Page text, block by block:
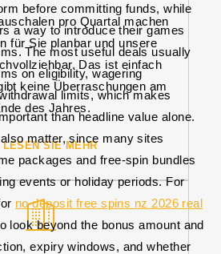
pro Quartal machen
für Sie planbar und unsere
Das ist einfach
keine Überraschungen am
des Jahres.
LESEN SIE MEHR
before committing funds, while
a way to introduce their games
The most useful deals usually
on eligibility, wagering
limits, which makes
than headline value alone.
matter, since many sites
packages and free-spin bundles
events or holiday periods. For
no deposit free spins nz 2026 real
look beyond the bonus amount and
expiry windows, and whether